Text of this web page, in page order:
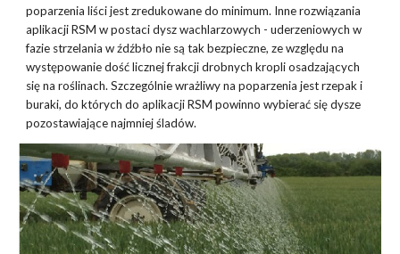
poparzenia liści jest zredukowane do minimum. Inne rozwiązania
aplikacji RSM w postaci dysz wachlarzowych - uderzeniowych w
fazie strzelania w źdźbło nie są tak bezpieczne, ze względu na
występowanie dość licznej frakcji drobnych kropli osadzających
się na roślinach. Szczególnie wrażliwy na poparzenia jest rzepak i
buraki, do których do aplikacji RSM powinno wybierać się dysze
pozostawiające najmniej śladów.